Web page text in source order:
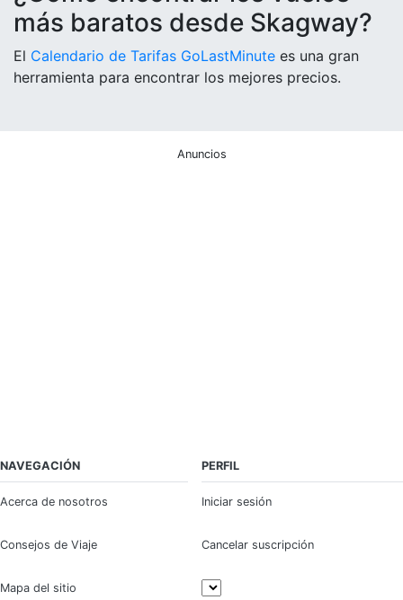
más baratos desde Skagway?
El Calendario de Tarifas GoLastMinute es una gran
herramienta para encontrar los mejores precios.
Anuncios
NAVEGACIÓN
Acerca de nosotros
Consejos de Viaje
Mapa del sitio
PERFIL
Iniciar sesión
Cancelar suscripción